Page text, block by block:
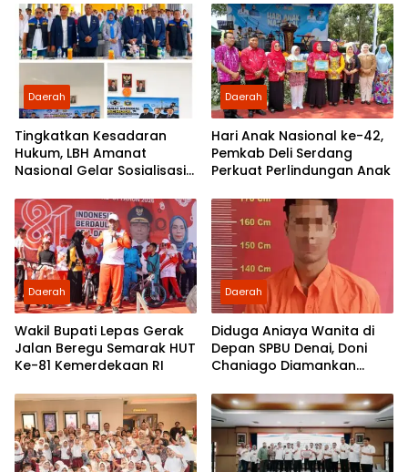
Pengabdian kepada
Rakyat
Daerah
Tingkatkan Kesadaran
Hukum, LBH Amanat
Nasional Gelar Sosialisasi
Morawa
Daerah
Hari Anak Nasional ke-42,
Pemkab Deli Serdang
Perkuat Perlindungan Anak
Daerah
Wakil Bupati Lepas Gerak
Jalan Beregu Semarak HUT
Ke-81 Kemerdekaan RI
Daerah
Diduga Aniaya Wanita di
Depan SPBU Denai, Doni
Chaniago Diamankan